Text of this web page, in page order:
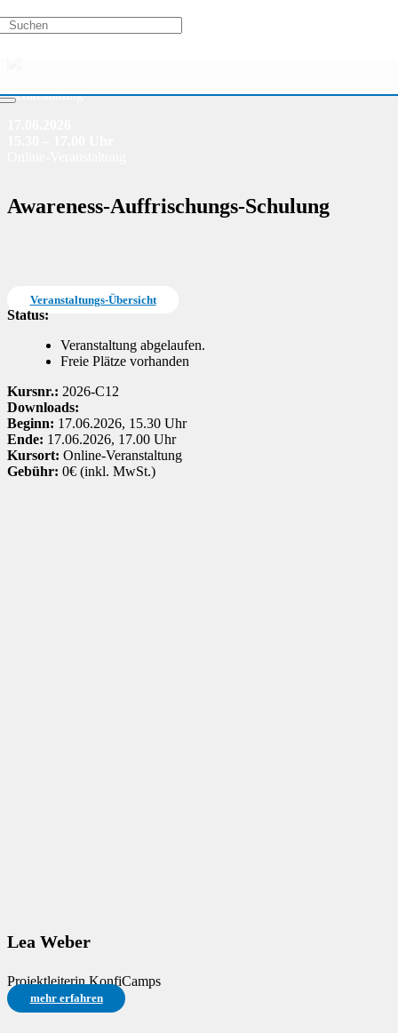
Veranstaltung
Awareness-Auffrischungs-Schulung
Veranstaltungs-Übersicht
Status:
Veranstaltung abgelaufen.
Freie Plätze vorhanden
Kursnr.: 2026-C12
Downloads:
Beginn: 17.06.2026, 15.30 Uhr
Ende: 17.06.2026, 17.00 Uhr
Kursort: Online-Veranstaltung
Gebühr: 0€ (inkl. MwSt.)
Lea Weber
Projektleiterin KonfiCamps
mehr erfahren